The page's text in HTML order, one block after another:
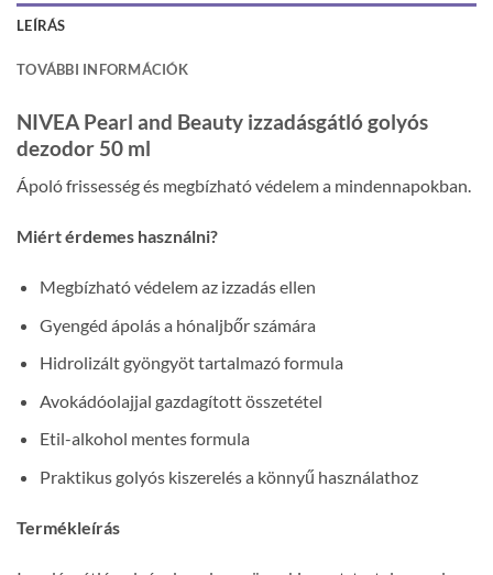
LEÍRÁS
TOVÁBBI INFORMÁCIÓK
NIVEA Pearl and Beauty izzadásgátló golyós
dezodor 50 ml
Ápoló frissesség és megbízható védelem a mindennapokban.
Miért érdemes használni?
Megbízható védelem az izzadás ellen
Gyengéd ápolás a hónaljbőr számára
Hidrolizált gyöngyöt tartalmazó formula
Avokádóolajjal gazdagított összetétel
Etil-alkohol mentes formula
Praktikus golyós kiszerelés a könnyű használathoz
Termékleírás